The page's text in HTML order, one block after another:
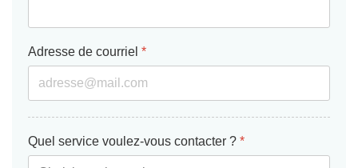
Adresse de courriel *
Quel service voulez-vous contacter ? *